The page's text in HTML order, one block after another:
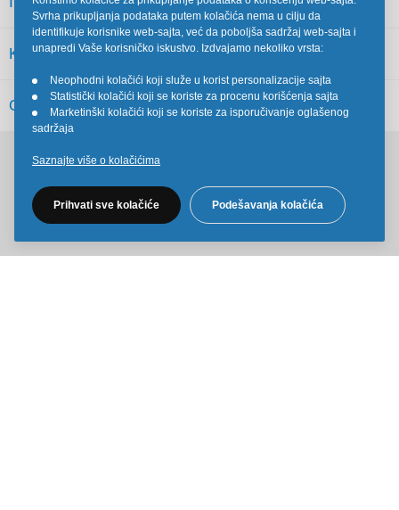
KORISNIČKI SERVIS
OSTALO
Svrha prikupljanja podataka putem kolačića nema u cilju da
identifikuje korisnike web-sajta, već da poboljša sadržaj web-sajta i
unapredi Vaše korisničko iskustvo. Izdvajamo nekoliko vrsta:
•
Neophodni kolačići koji služe u korist personalizacije sajta
•
Statistički kolačići koji se koriste za procenu korišćenja sajta
•
Marketinški kolačići koji se koriste za isporučivanje oglašenog
sadržaja
Saznajte više o kolačićima
Prihvati sve kolačiće Podešavanja kolačića